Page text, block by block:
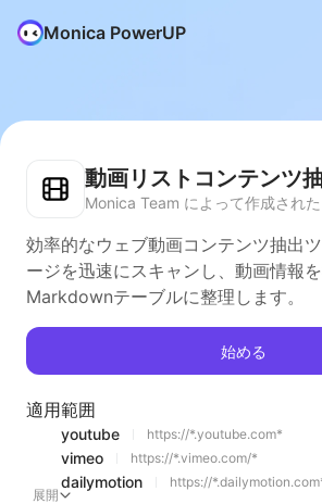
Monica PowerUP
動画リストコンテンツ
Monica Team によって作成された
効率的なウェブ動画コンテンツ抽出
ージを迅速にスキャンし、動画情報
Markdownテーブルに整理します。
始める
適用範囲
youtube https://*.youtube.com*
vimeo https://*.vimeo.com/*
dailymotion
https://
展開